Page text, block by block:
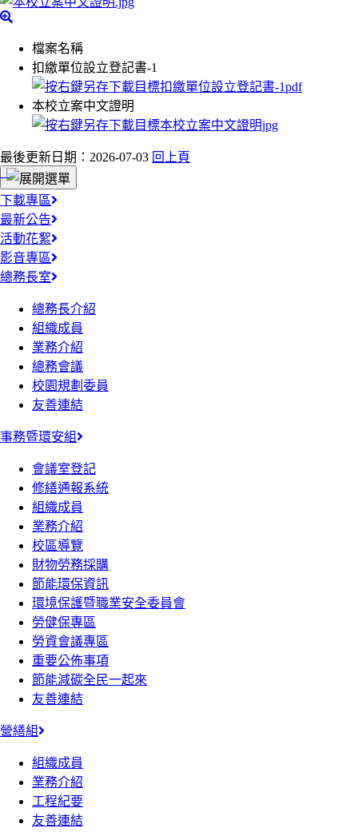
檔案名稱
扣繳單位設立登記書-1
本校立案中文證明
最後更新日期：2026-07-03 回上頁
:::
下載專區
最新公告
活動花絮
影音專區
總務長室
總務長介紹
組織成員
業務介紹
總務會議
校園規劃委員
友善連結
事務暨環安組
會議室登記
修繕通報系統
組織成員
業務介紹
校區導覽
財物勞務採購
節能環保資訊
環境保護暨職業安全委員會
勞健保專區
勞資會議專區
重要公佈事項
節能減碳全民一起來
友善連結
營繕組
組織成員
業務介紹
工程紀要
友善連結